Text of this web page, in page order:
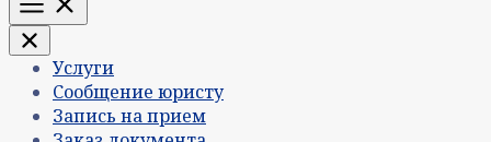
Меню
Услуги
Сообщение юристу
Запись на прием